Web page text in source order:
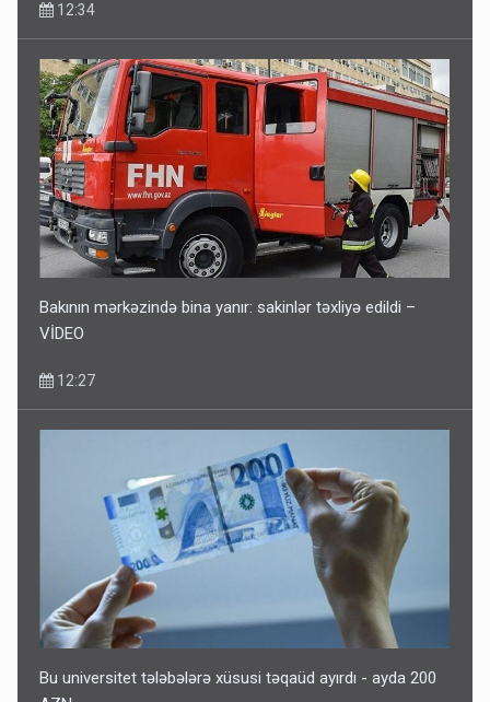
12:34
Bakının mərkəzində bina yanır: sakinlər təxliyə edildi –
VİDEO
12:27
Bu universitet tələbələrə xüsusi təqaüd ayırdı - ayda 200